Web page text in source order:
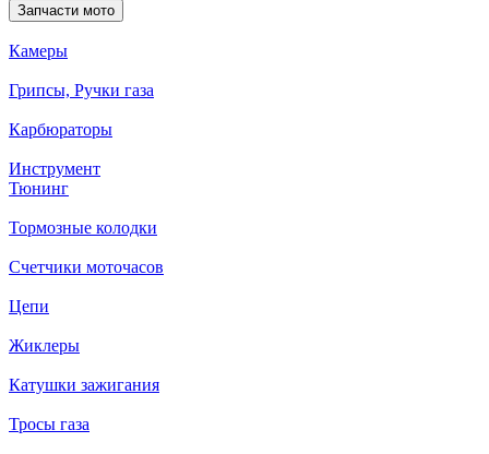
Запчасти мото
Камеры
Грипсы, Ручки газа
Карбюраторы
Инструмент
Тюнинг
Тормозные колодки
Счетчики моточасов
Цепи
Жиклеры
Катушки зажигания
Тросы газа